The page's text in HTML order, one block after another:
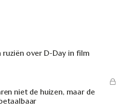
over D-Day in film
niet de huizen, maar de